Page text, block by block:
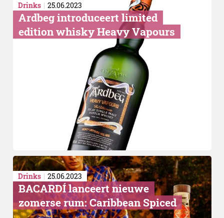
Drinks 25.06.2023
Ardbeg introduceert limited
edition whisky Heavy Vapours
Drinks 25.06.2023
BACARDÍ lanceert nieuwe
zomerse rum: Caribbean Spiced